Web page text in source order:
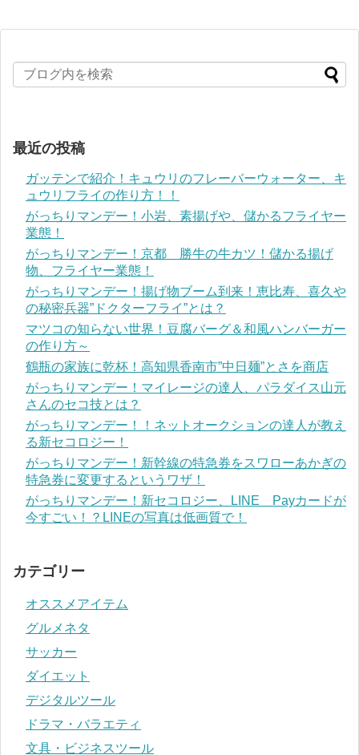
最近の投稿
ガッテンで紹介！キュウリのフレーバーウォーター、キ
ュウリフライの作り方！！
がっちりマンデー！小岩、素揚げや、儲かるフライヤー
業態！
がっちりマンデー！京都 勝牛の牛カツ！儲かる揚げ
物、フライヤー業態！
がっちりマンデー！揚げ物ブーム到来！恵比寿、喜久や
の秘密兵器”ドクターフライ”とは？
マツコの知らない世界！豆腐バーグ＆和風ハンバーガー
の作り方～
鶴瓶の家族に乾杯！高知県香南市”中日麺”とさを商店
がっちりマンデー！マイレージの達人、パラダイス山元
さんのセコ技とは？
がっちりマンデー！！ネットオークションの達人が教え
る新セコロジー！
がっちりマンデー！新幹線の特急券をスワローあかぎの
特急券に変更するというワザ！
がっちりマンデー！新セコロジー、LINE Payカードが
今すごい！？LINEの写真は低画質で！
カテゴリー
オススメアイテム
グルメネタ
サッカー
ダイエット
デジタルツール
ドラマ・バラエティ
文具・ビジネスツール